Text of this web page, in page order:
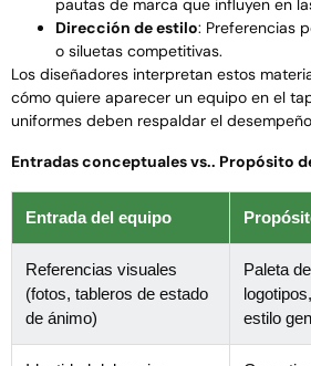
pautas de marca que influyen en
Dirección de estilo: Preferencias
o siluetas competitivas.
Los diseñadores interpretan estos
cómo quiere aparecer un equipo en el
uniformes deben respaldar el
Entradas conceptuales vs.. Propósito
Entrada del equipo
Referencias visuales
(fotos, tableros de estado
de ánimo)
Paleta
estilo